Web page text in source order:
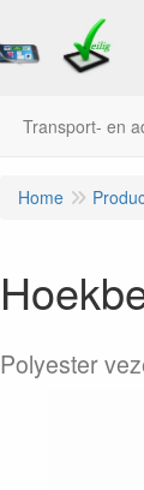
Transport- en
Home
Polyester